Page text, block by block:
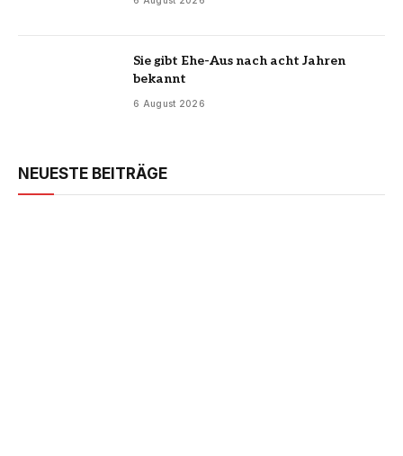
Sie gibt Ehe-Aus nach acht Jahren
bekannt
6 August 2026
NEUESTE BEITRÄGE